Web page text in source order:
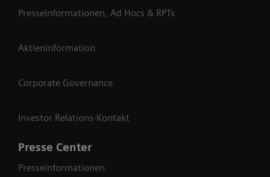
Presseinformationen, Ad Hocs & RPTs
Aktieninformation
Corporate Governance
Investor Relations-Kontakt
Presse Center
Presseinformationen